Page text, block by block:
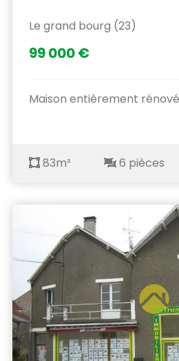
Le grand bourg (23)
99 000 €
Maison entièrement
83m² 6 pièces